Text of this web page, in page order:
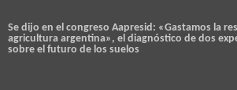
Se dijo en el congreso Aapresid: «Gastamos la
agricultura argentina», el diagnóstico de dos
sobre el futuro de los suelos